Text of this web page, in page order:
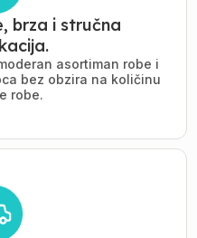
brza i stručna
asortiman robe i
bez obzira na količinu
robe.